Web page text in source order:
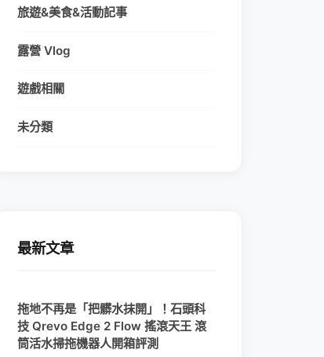
旅遊&美食&活動記事
露營 Vlog
遊戲相關
未分類
最新文章
拖地不再是「把髒水抹開」！石頭科
技 Qrevo Edge 2 Flow 搖滾天王 滾
筒活水掃拖機器人開箱評測